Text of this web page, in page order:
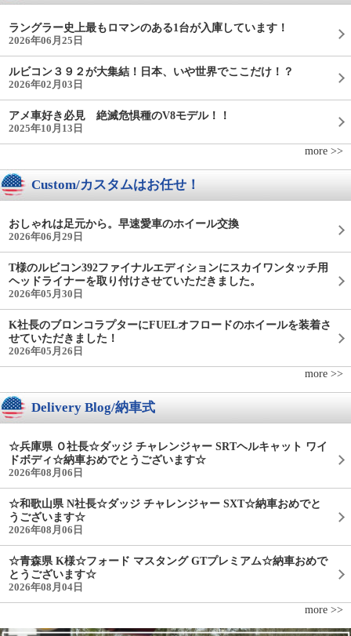
ラングラー史上最もロマンのある1台が入庫しています！
2026年06月25日
ルビコン３９２が大集結！日本、いや世界でここだけ！？
2026年02月03日
アメ車好き必見 絶滅危惧種のV8モデル！！
2025年10月13日
more >>
Custom/カスタムはお任せ！
おしゃれは足元から。早速愛車のホイール交換
2026年06月29日
T様のルビコン392ファイナルエディションにスカイワンタッチ用
ヘッドライナーを取り付けさせていただきました。
2026年05月30日
K社長のブロンコラプターにFUELオフロードのホイールを装着さ
せていただきました！
2026年05月26日
more >>
Delivery Blog/納車式
☆兵庫県 Ｏ社長☆ダッジ チャレンジャー SRTヘルキャット ワイ
ドボディ☆納車おめでとうございます☆
2026年08月06日
☆和歌山県 N社長☆ダッジ チャレンジャー SXT☆納車おめでと
うございます☆
2026年08月06日
☆青森県 K様☆フォード マスタング GTプレミアム☆納車おめで
とうございます☆
2026年08月04日
more >>